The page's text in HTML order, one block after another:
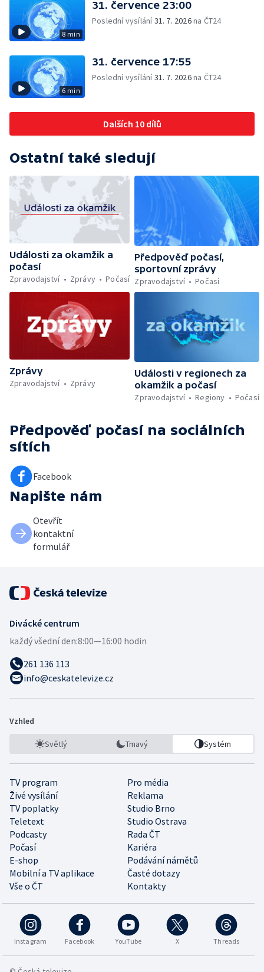
8 min
31. července 23:00
Poslední vysílání31. 7. 2026na ČT24
6 min
31. července 17:55
Poslední vysílání31. 7. 2026na ČT24
Dalších 10 dílů
Ostatní také sledují
Události za okamžik a
počasí
Zpravodajství
Zprávy Počasí
Předpověď počasí,
sportovní zprávy
Zpravodajství
Počasí
Zprávy
Zpravodajství
Zprávy
Události v regionech za
okamžik a počasí
Zpravodajství
Regiony Počasí
Předpověď počasí na sociálních
sítích
Facebook
Napište nám
Otevřít
kontaktní
formulář
Divácké centrum
každý všední den:8:00—16:00 hodin
261 136 113
info@ceskatelevize.cz
Vzhled
Světlý Tmavý Systém
TV program
Pro média
Živé vysílání
Reklama
TV poplatky
Studio Brno
Teletext
Studio Ostrava
Podcasty
Rada ČT
Počasí
Kariéra
E-shop
Podávání námětů
Mobilní a TV aplikace
Časté dotazy
Vše o ČT
Kontakty
Instagram Facebook YouTube X Threads